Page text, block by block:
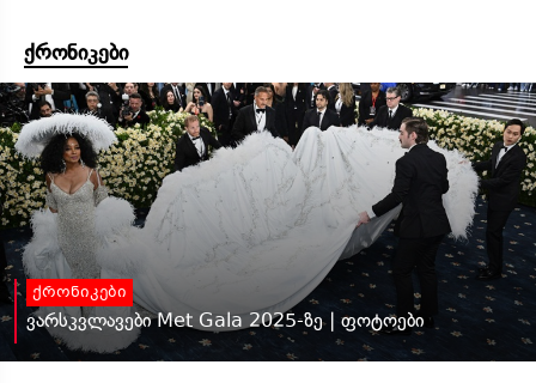
ქრონიკები
ქრონიკები
ვარსკვლავები Met Gala 2025-ზე | ფოტოები